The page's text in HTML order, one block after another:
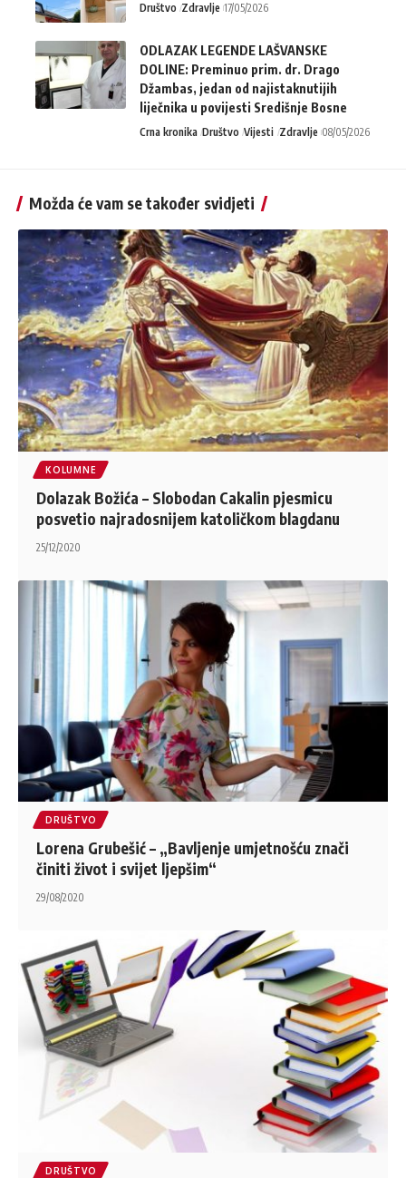
Društvo Zdravlje 17/05/2026
ODLAZAK LEGENDE LAŠVANSKE
DOLINE: Preminuo prim. dr. Drago
Džambas, jedan od najistaknutijih
liječnika u povijesti Središnje Bosne
Crna kronika Društvo Vijesti Zdravlje 08/05/2026
Možda će vam se također svidjeti
KOLUMNE
Dolazak Božića – Slobodan Cakalin pjesmicu
posvetio najradosnijem katoličkom blagdanu
25/12/2020
DRUŠTVO
Lorena Grubešić – „Bavljenje umjetnošću znači
činiti život i svijet ljepšim“
29/08/2020
DRUŠTVO